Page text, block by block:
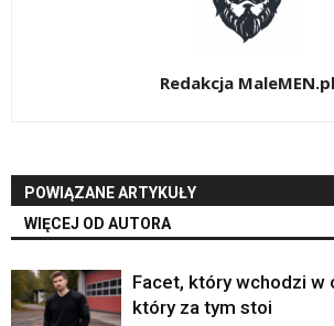
Redakcja MaleMEN.pl
POWIĄZANE ARTYKUŁY
WIĘCEJ OD AUTORA
Facet, który wchodzi w
który za tym stoi